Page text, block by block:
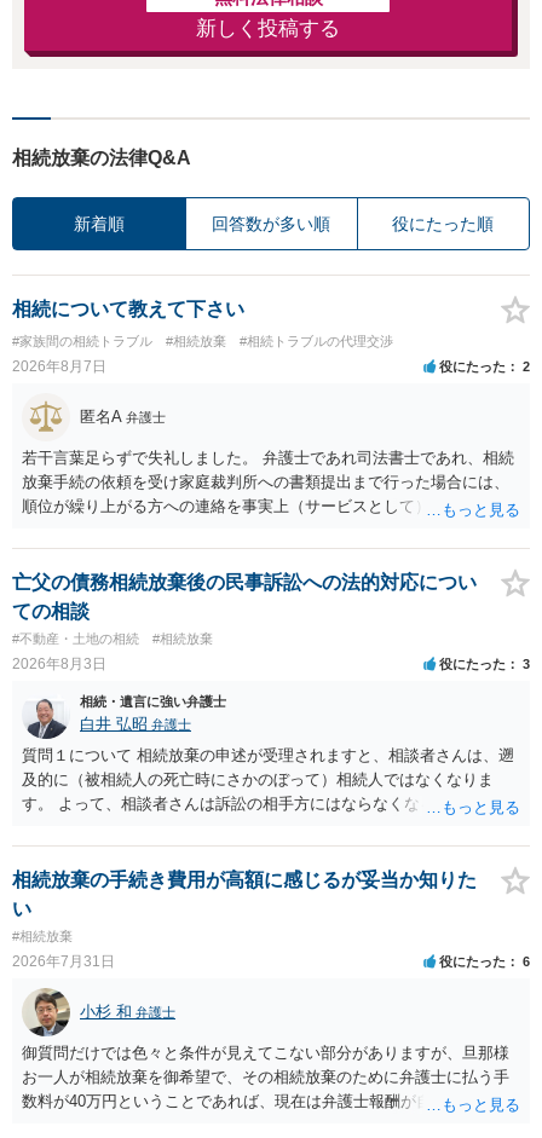
新しく投稿する
相続放棄の法律Q&A
新着順 回答数が多い順 役にたった順
相続について教えて下さい
#家族間の相続トラブル #相続放棄 #相続トラブルの代理交渉
2026年8月7日 役にたった 2
匿名A 弁護士
若干言葉足らずで失礼しました。 弁護士であれ司法書士であれ、相続
放棄手続の依頼を受け家庭裁判所への書類提出まで行った場合には、
順位が繰り上がる方への連絡を事実上（サービスとして）行うことは
できない、という意味でした。
亡父の債務相続放棄後の民事訴訟への法的対応につい
ての相談
#不動産・土地の相続 #相続放棄
2026年8月3日 役にたった 3
相続・遺言に強い弁護士
白井 弘昭 弁護士
質問１について 相続放棄の申述が受理されますと、相談者さんは、遡
及的に（被相続人の死亡時にさかのぼって）相続人ではなくなりま
す。 よって、相談者さんは訴訟の相手方にはならなくなるので（明け
理証明を家庭裁判所で取得し、コピーを答弁書に添えて裁判所に提出
してください。 質問２について 請求棄却を求める答弁書を提出すれ
ば、第１回期日は出席する必要がありません。その日は差支え（用事
はないので、ｍｉｎｔｓでの提出の必要は無いと思います。郵送（期
限までに届けばよい）で十分です。 詳細は、書面記載の裁判所書記官
にお問い合わせください。 以上、ご参考まで。
相続放棄の手続き費用が高額に感じるが妥当か知りた
い
#相続放棄
2026年7月31日 役にたった 6
小杉 和 弁護士
御質問だけでは色々と条件が見えてこない部分がありますが、旦那様
お一人が相続放棄を御希望で、その相続放棄のために弁護士に払う手
数料が40万円ということであれば、現在は弁護士報酬が自由化されて